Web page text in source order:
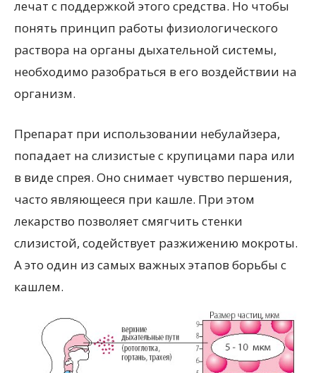
лечат с поддержкой этого средства. Но чтобы
понять принцип работы физиологического
раствора на органы дыхательной системы,
необходимо разобраться в его воздействии на
организм.
Препарат при использовании небулайзера,
попадает на слизистые с крупицами пара или
в виде спрея. Оно снимает чувство першения,
часто являющееся при кашле. При этом
лекарство позволяет смягчить стенки
слизистой, содействует разжижению мокроты.
А это один из самых важных этапов борьбы с
кашлем.